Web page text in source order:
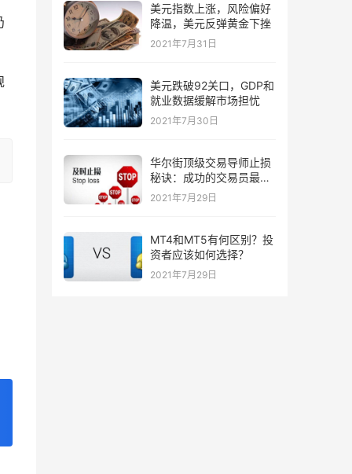
美元指数上涨，风险偏好
降温，美元反弹黄金下挫
2021年7月31日
美元跌破92关口，GDP和
就业数据缓解市场担忧
2021年7月30日
华尔街顶级交易导师止损
秘诀：成功的交易员最喜
欢的三种止损策略！
2021年7月29日
MT4和MT5有何区别？投
资者应该如何选择？
2021年7月29日